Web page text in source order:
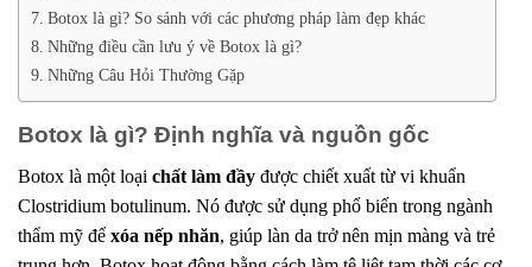
Botox là gì? So sánh với các phương pháp làm đẹp khác
Những điều cần lưu ý về Botox là gì?
Những Câu Hỏi Thường Gặp
Botox là gì? Định nghĩa và nguồn gốc
Botox là một loại chất làm đầy được chiết xuất từ vi khuẩn
Clostridium botulinum. Nó được sử dụng phổ biến trong ngành
thẩm mỹ để xóa nếp nhăn, giúp làn da trở nên mịn màng và trẻ